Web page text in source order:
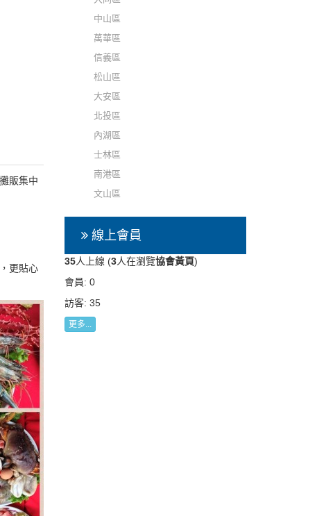
販集中
更貼心
中山區
萬華區
信義區
松山區
大安區
北投區
內湖區
士林區
南港區
文山區
線上會員
35人上線 (3人在瀏覽協會黃頁)
會員: 0
訪客: 35
更多...